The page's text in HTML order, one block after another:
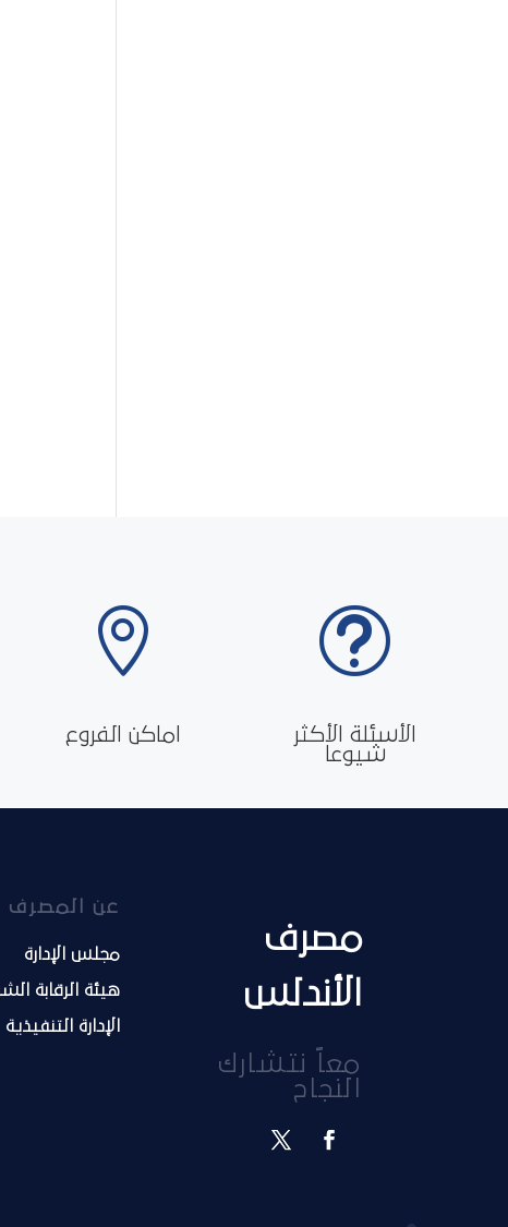

اماكن الفروع
t
الأسئلة الأكثر
شيوعا
عن المصرف
مجلس الإدارة
هيئة الرقابة
الإدارة التنفيذية
مصرف
الأندلس
معاً نتشارك
النجاح